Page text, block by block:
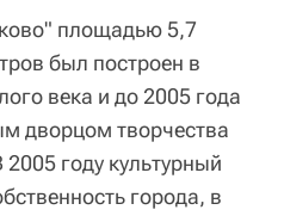
площадью 5,7
был построен в
века и до 2005 года
дворцом творчества
году культурный
города, в